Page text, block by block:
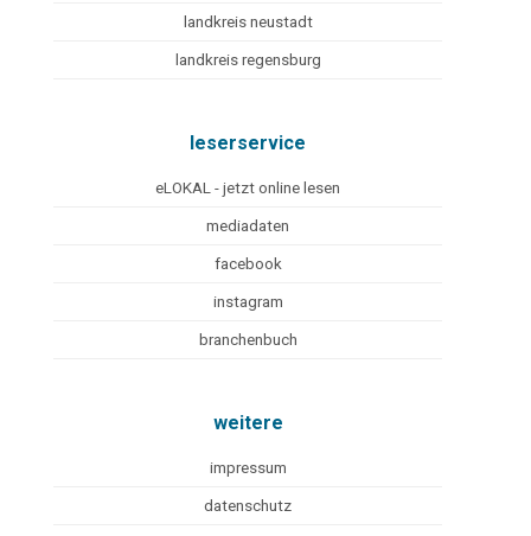
landkreis neustadt
landkreis regensburg
leserservice
eLOKAL - jetzt online lesen
mediadaten
facebook
instagram
branchenbuch
weitere
impressum
datenschutz